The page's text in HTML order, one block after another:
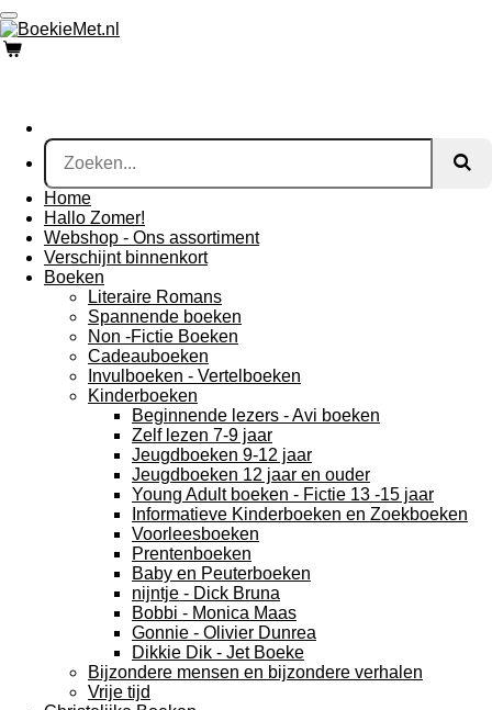
Ga
direct
naar
Home
Hallo Zomer!
Webshop - Ons assortiment
Verschijnt binnenkort
Boeken
Literaire Romans
Spannende boeken
Non -Fictie Boeken
Cadeauboeken
Invulboeken - Vertelboeken
Kinderboeken
Beginnende lezers - Avi boeken
Zelf lezen 7-9 jaar
Jeugdboeken 9-12 jaar
Jeugdboeken 12 jaar en ouder
Young Adult boeken - Fictie 13 -15 jaar
Informatieve Kinderboeken en Zoekboeken
Voorleesboeken
Prentenboeken
Baby en Peuterboeken
nijntje - Dick Bruna
Bobbi - Monica Maas
Gonnie - Olivier Dunrea
Dikkie Dik - Jet Boeke
Bijzondere mensen en bijzondere verhalen
Vrije tijd